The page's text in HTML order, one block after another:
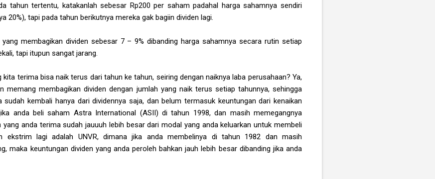
tahun tertentu, katakanlah sebesar Rp200 per saham padahal harga sahamnya sendiri
20%), tapi pada tahun berikutnya mereka gak bagiin dividen lagi.
membagikan dividen sebesar 7 – 9% dibanding harga sahamnya secara rutin setiap
tapi itupun sangat jarang.
kita terima bisa naik terus dari tahun ke tahun, seiring dengan naiknya laba perusahaan? Ya,
memang membagikan dividen dengan jumlah yang naik terus setiap tahunnya, sehingga
kembali hanya dari dividennya saja, dan belum termasuk keuntungan dari kenaikan
anda beli saham Astra International (ASII) di tahun 1998, dan masih memegangnya
yang anda terima sudah jauuuh lebih besar dari modal yang anda keluarkan untuk membeli
ekstrim lagi adalah UNVR, dimana jika anda membelinya di tahun 1982 dan masih
maka keuntungan dividen yang anda peroleh bahkan jauh lebih besar dibanding jika anda